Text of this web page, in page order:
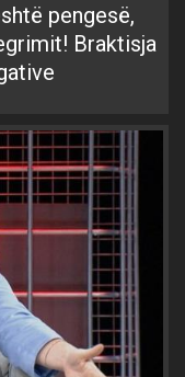
pengesë,
Braktisja